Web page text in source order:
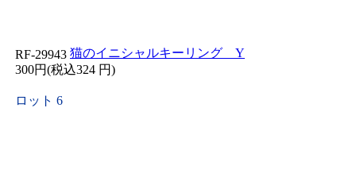
RF-29943 猫のイニシャルキーリング Y
300円(税込324 円)
ロット 6